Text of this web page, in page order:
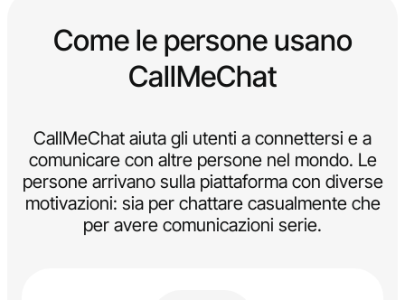
Come le persone usano
CallMeChat
CallMeChat aiuta gli utenti a connettersi e a
comunicare con altre persone nel mondo. Le
persone arrivano sulla piattaforma con diverse
motivazioni: sia per chattare casualmente che
per avere comunicazioni serie.